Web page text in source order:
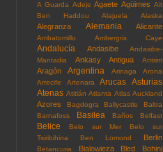
A Guarda Adeje Agaete Agüimes Ait
Ben Haddou
Alajuela Alaska
Alegranza Alemania Alicante
Ambatomillo Ambergris Caye
Andalucía Andasibe
Andasibe-
Mantadia
Ankasy Antigua Antrim
Aragón Argentina Arinaga
Arona
Arrecife
Artenara Arucas Asturias
Atenas Atitlán Atlanta Atlas Auckland
Azores Bagdogra Ballycastle
Baltra
Barnafoss
Basilea Baños Belfast
Belice Belo sur Mer
Belo sur
Tsiribihina
Ben Lomond Berlin
Betancuria Bialowieza Bled Bohinj